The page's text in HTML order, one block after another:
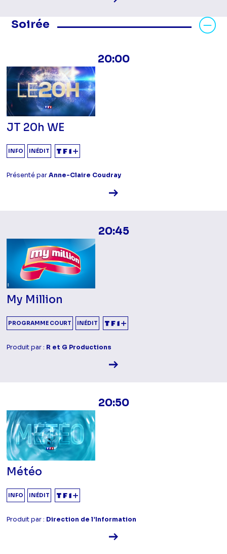
Soirée
Masquer les programmes Soirée
20:00
JT 20h WE
INFO INÉDIT
Présenté parAnne-Claire Coudray
Voir la fiche diffusion
20:45
My Million
PROGRAMME COURT INÉDIT
Produit par : R et G Productions
Voir la fiche diffusion
20:50
Météo
INFO INÉDIT
Produit par : Direction de l’Information
Voir la fiche diffusion